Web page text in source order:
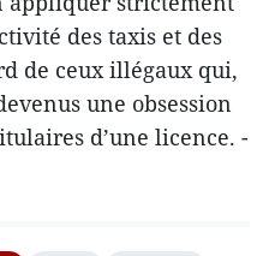
des taxis et des
de ceux illégaux qui,
une obsession
d’une licence. -